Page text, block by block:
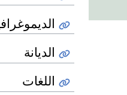
الديانة
اللغات